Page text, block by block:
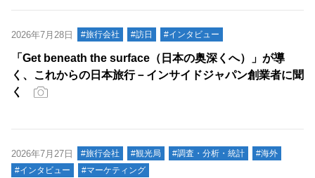
2026年7月28日 #旅行会社 #訪日 #インタビュー
「Get beneath the surface（日本の奥深くへ）」が導
く、これからの日本旅行－インサイドジャパン創業者に聞
く
2026年7月27日 #旅行会社 #観光局 #調査・分析・統計
#海外
#インタビュー
#マーケティング